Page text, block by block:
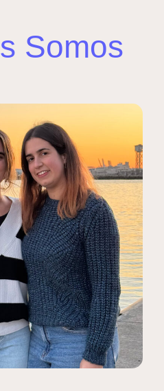
Somos